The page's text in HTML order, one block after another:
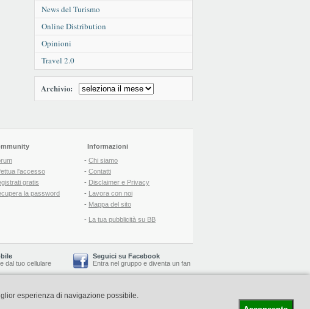
News del Turismo
Online Distribution
Opinioni
Travel 2.0
Archivio:
l'accesso
gratis
la password
Informazioni
- Chi siamo
- Contatti
- Disclaimer e Privacy
- Lavora con noi
- Mappa del sito
- La tua pubblicità su BB
dal tuo cellulare
Seguici su Facebook
Entra nel gruppo e diventa un fan
-www.qnt.it-Booking Blog™ -Il blog del Web Marketing Turistico
esperienza di navigazione possibile.